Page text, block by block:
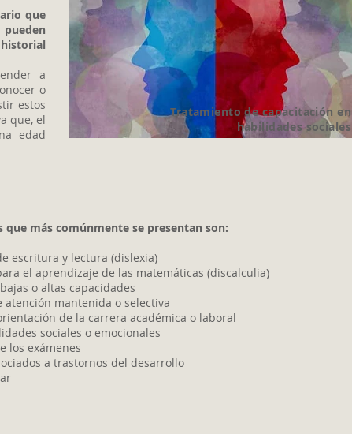
que
a
o
estos
que, el
edad
Tratamiento de capacitación en
habilidades sociales
que más comúnmente se presentan son:
escritura y lectura (dislexia)
el aprendizaje de las matemáticas (discalculia)
o altas capacidades
atención mantenida o selectiva
de la carrera académica o laboral
sociales o emocionales
los exámenes
a trastornos del desarrollo